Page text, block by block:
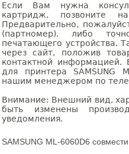
Если Вам нужна
картридж, позвоните
Предварительно,
(партномер), либо
печатающего устройства.
через сайт, положив
контактной информацией.
для принтера SAMSUNG
нашим менеджером по
Внимание: Внешний вид,
быть изменены
уведомления.
SAMSUNG ML-6060D6